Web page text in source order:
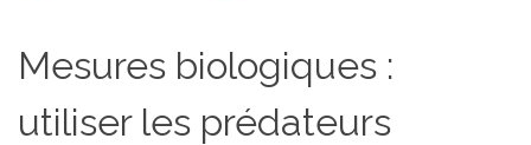
Mesures biologiques :
utiliser les prédateurs